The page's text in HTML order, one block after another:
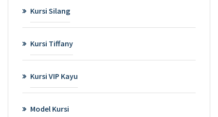
Kursi Silang
Kursi Tiffany
Kursi VIP Kayu
Model Kursi